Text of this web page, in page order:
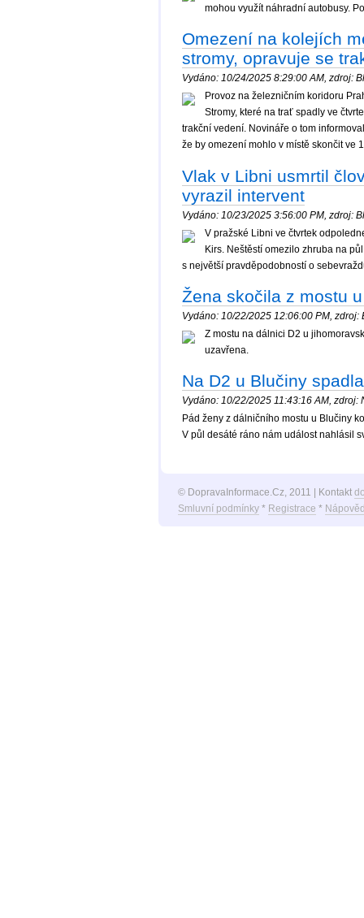
mohou využít náhradní autobusy.
Omezení na kolejích
stromy, opravuje se
Vydáno: 10/24/2025 8:29:00 AM, zdroj:
Provoz na železničním koridoru
Stromy, které na trať spadly ve
trakční vedení. Novináře o tom
že by omezení mohlo v místě skončit ve
Vlak v Libni usmrtil
vyrazil intervent
Vydáno: 10/23/2025 3:56:00 PM, zdroj:
V pražské Libni ve čtvrtek
Kirs. Neštěstí omezilo zhruba na
s největší pravděpodobností o
Žena skočila z mostu
Vydáno: 10/22/2025 12:06:00 PM,
Z mostu na dálnici D2 u
uzavřena.
Na D2 u Blučiny
Vydáno: 10/22/2025 11:43:16 AM, zdroj:
Pád ženy z dálničního mostu u Blučiny
V půl desáté ráno nám událost nahlásil
© DopravaInformace.Cz, 2011 | Kontakt
Smluvní podmínky* Registrace *